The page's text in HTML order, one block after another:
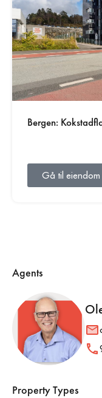
Bergen:
Gå til eiendom
Agents
Property Types